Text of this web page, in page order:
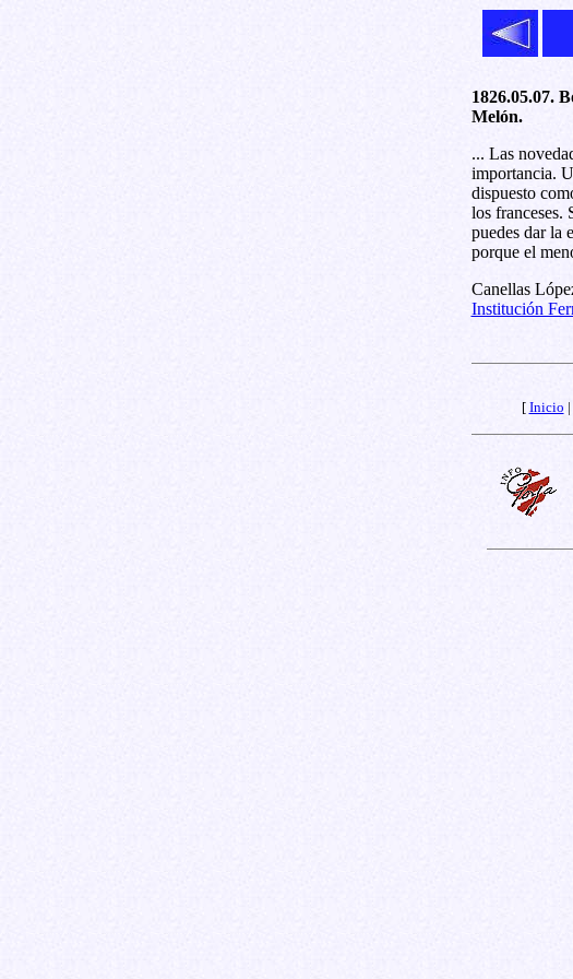
1826.05.07.
Melón.
... Las
importancia.
dispuesto
los franceses.
puedes dar la
porque el
Canellas
Institución
[ Inicio |